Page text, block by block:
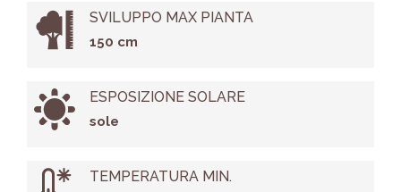
SVILUPPO MAX PIANTA
150 cm
ESPOSIZIONE SOLARE
sole
TEMPERATURA MIN.